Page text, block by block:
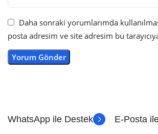
Daha sonraki yorumlarımda
posta adresim ve site adresim bu
WhatsApp ile Destek E-Posta